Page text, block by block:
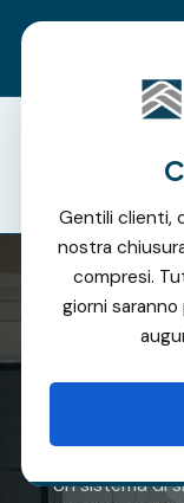
Gentili clienti,
nostra
compresi.
giorni
Un sistema di